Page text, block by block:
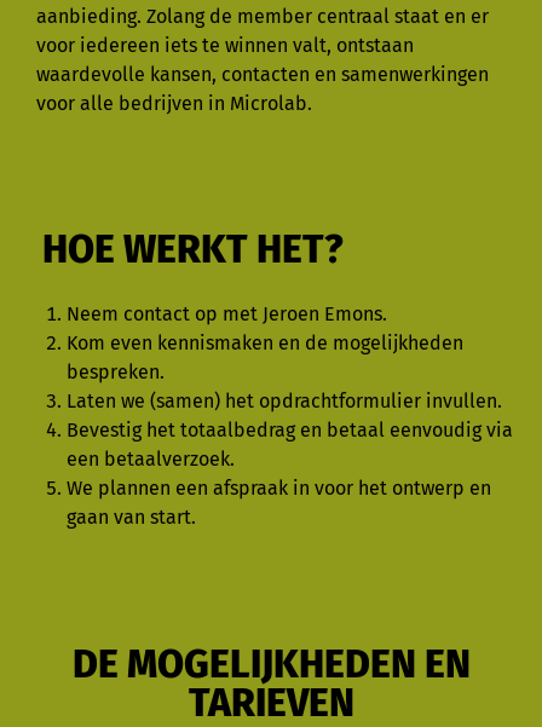
aanbieding. Zolang de member centraal staat en er
voor iedereen iets te winnen valt, ontstaan
waardevolle kansen, contacten en samenwerkingen
voor alle bedrijven in Microlab.
HOE WERKT HET?
Neem contact op met Jeroen Emons.
Kom even kennismaken en de mogelijkheden
bespreken.
Laten we (samen) het opdrachtformulier invullen.
Bevestig het totaalbedrag en betaal eenvoudig via
een betaalverzoek.
We plannen een afspraak in voor het ontwerp en
gaan van start.
DE MOGELIJKHEDEN EN
TARIEVEN